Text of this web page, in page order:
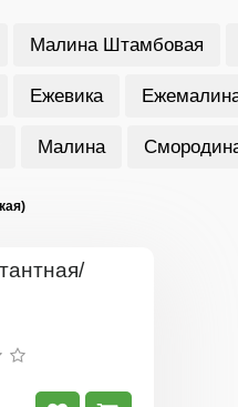
Малина Штамбовая
Ежевика
Малина